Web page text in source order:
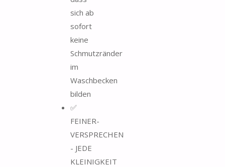
sich ab
sofort
keine
Schmutzränder
im
Waschbecken
bilden
✅
FEINER-
VERSPRECHEN
- JEDE
KLEINIGKEIT